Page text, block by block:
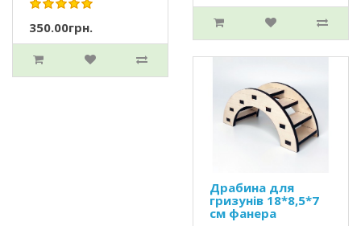
350.00грн.
Драбина для
гризунів 18*8,5*7
см фанера